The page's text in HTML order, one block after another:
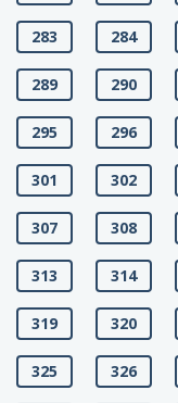
283 284
289 290
295 296
301 302
307 308
313 314
319 320
325 326